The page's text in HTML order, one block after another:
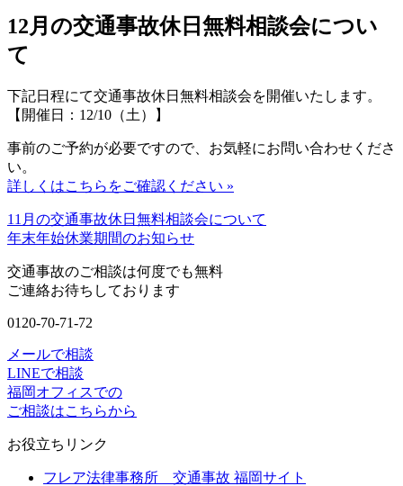
12月の交通事故休日無料相談会につい
て
下記日程にて交通事故休日無料相談会を開催いたします。
【開催日：12/10（土）】
事前のご予約が必要ですので、お気軽にお問い合わせくださ
い。
詳しくはこちらをご確認ください »
11月の交通事故休日無料相談会について
年末年始休業期間のお知らせ
交通事故のご相談は何度でも無料
ご連絡お待ちしております
0120-70-71-72
メールで相談
LINEで相談
福岡オフィスでの
ご相談はこちらから
お役立ちリンク
フレア法律事務所 交通事故 福岡サイト